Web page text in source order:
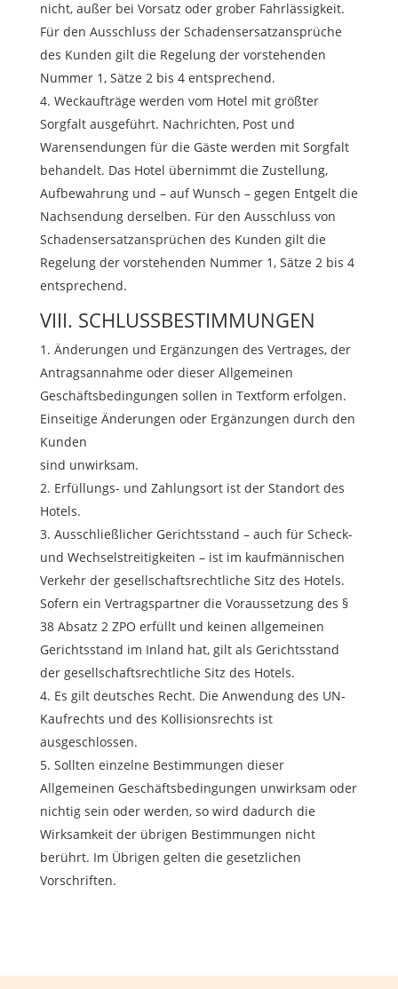
nicht, außer bei Vorsatz oder grober Fahrlässigkeit.
Für den Ausschluss der Schadensersatzansprüche
des Kunden gilt die Regelung der vorstehenden
Nummer 1, Sätze 2 bis 4 entsprechend.
Weckaufträge werden vom Hotel mit größter
Sorgfalt ausgeführt. Nachrichten, Post und
Warensendungen für die Gäste werden mit Sorgfalt
behandelt. Das Hotel übernimmt die Zustellung,
Aufbewahrung und – auf Wunsch – gegen Entgelt die
Nachsendung derselben. Für den Ausschluss von
Schadensersatzansprüchen des Kunden gilt die
Regelung der vorstehenden Nummer 1, Sätze 2 bis 4
entsprechend.
VIII. SCHLUSSBESTIMMUNGEN
Änderungen und Ergänzungen des Vertrages, der
Antragsannahme oder dieser Allgemeinen
Geschäftsbedingungen sollen in Textform erfolgen.
Einseitige Änderungen oder Ergänzungen durch den
Kunden
sind unwirksam.
Erfüllungs- und Zahlungsort ist der Standort des
Hotels.
Ausschließlicher Gerichtsstand – auch für Scheck-
und Wechselstreitigkeiten – ist im kaufmännischen
Verkehr der gesellschaftsrechtliche Sitz des Hotels.
Sofern ein Vertragspartner die Voraussetzung des §
38 Absatz 2 ZPO erfüllt und keinen allgemeinen
Gerichtsstand im Inland hat, gilt als Gerichtsstand
der gesellschaftsrechtliche Sitz des Hotels.
Es gilt deutsches Recht. Die Anwendung des UN-
Kaufrechts und des Kollisionsrechts ist
ausgeschlossen.
Sollten einzelne Bestimmungen dieser
Allgemeinen Geschäftsbedingungen unwirksam oder
nichtig sein oder werden, so wird dadurch die
Wirksamkeit der übrigen Bestimmungen nicht
berührt. Im Übrigen gelten die gesetzlichen
Vorschriften.